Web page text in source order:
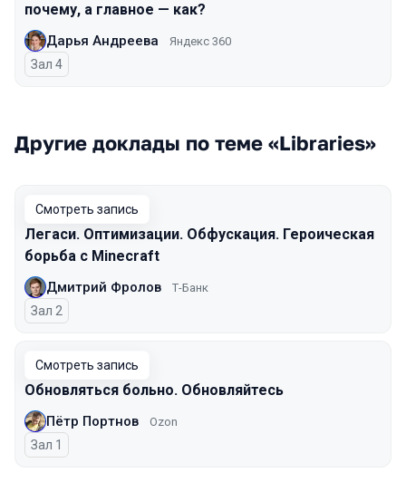
почему, а главное — как?
Дарья Андреева Яндекс 360
Зал 4
Другие доклады по теме «Libraries»
Смотреть запись
Легаси. Оптимизации. Обфускация. Героическая
борьба с Minecraft
Дмитрий Фролов Т-Банк
Зал 2
Смотреть запись
Обновляться больно. Обновляйтесь
Пётр Портнов Ozon
Зал 1